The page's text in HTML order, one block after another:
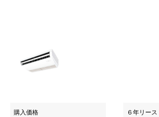
購入価格 ６年リー